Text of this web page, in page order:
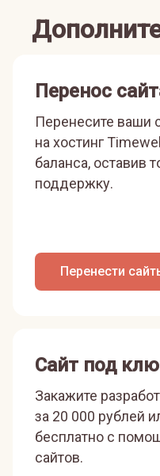
Перенос
Перенесите ваши
на хостинг
баланса, оставив
поддержку.
Перенести
Сайт под
Закажите
за 20 000 рублей
бесплатно с
сайтов.